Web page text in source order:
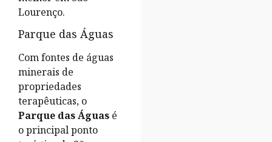
Lourenço.
Parque das Águas
Com fontes de águas
minerais de
propriedades
terapêuticas, o
Parque das Águas é
o principal ponto